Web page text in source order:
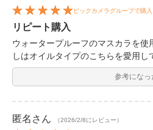
ビックカメラグループで購入
リピート購入
ウォータープルーフのマスカラを使
しはオイルタイプのこちらを愛用し
参考になっ
匿名 さん （2026/2/8にレビュー）